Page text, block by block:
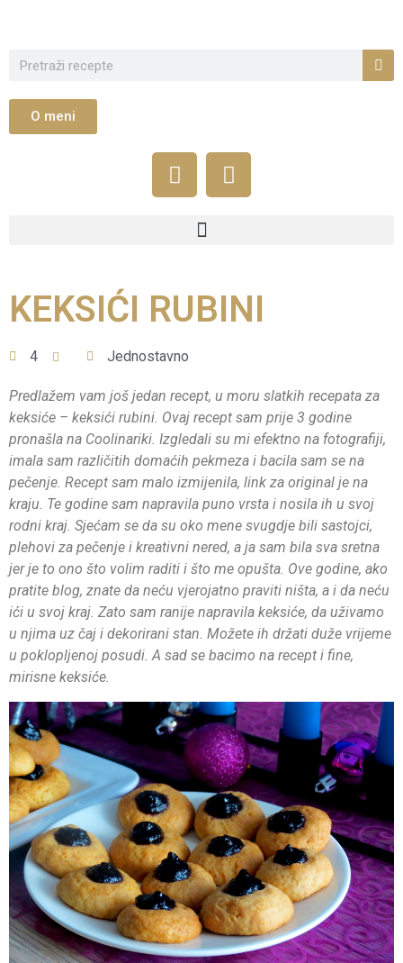
O meni
KEKSIĆI RUBINI
4 Jednostavno
Predlažem vam još jedan recept, u moru slatkih recepata za
keksiće – keksići rubini. Ovaj recept sam prije 3 godine
pronašla na Coolinariki. Izgledali su mi efektno na fotografiji,
imala sam različitih domaćih pekmeza i bacila sam se na
pečenje. Recept sam malo izmijenila, link za original je na
kraju. Te godine sam napravila puno vrsta i nosila ih u svoj
rodni kraj. Sjećam se da su oko mene svugdje bili sastojci,
plehovi za pečenje i kreativni nered, a ja sam bila sva sretna
jer je to ono što volim raditi i što me opušta. Ove godine, ako
pratite blog, znate da neću vjerojatno praviti ništa, a i da neću
ići u svoj kraj. Zato sam ranije napravila keksiće, da uživamo
u njima uz čaj i dekorirani stan. Možete ih držati duže vrijeme
u poklopljenoj posudi. A sad se bacimo na recept i fine,
mirisne keksiće.